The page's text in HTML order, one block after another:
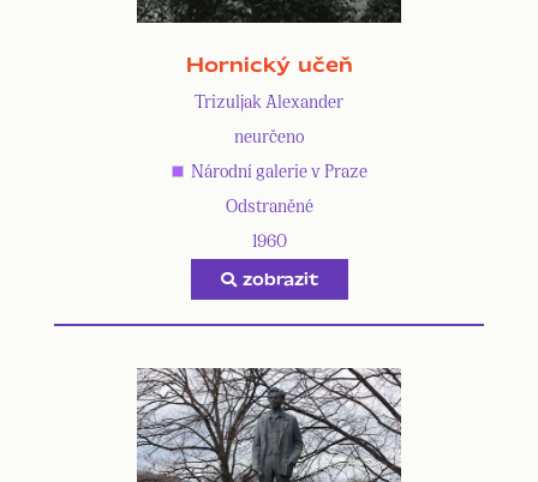
Hornický učeň
Trizuljak Alexander
neurčeno
Národní galerie v Praze
Odstraněné
1960
zobrazit